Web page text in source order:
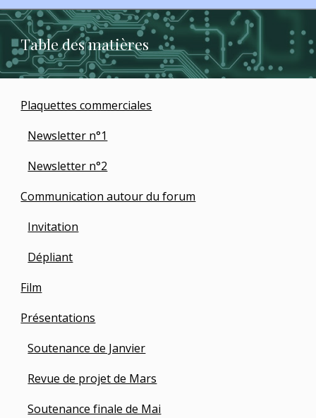
Table des matières
Plaquettes commerciales
Newsletter n°1
Newsletter n°2
Communication autour du forum
Invitation
Dépliant
Film
Présentations
Soutenance de Janvier
Revue de projet de Mars
Soutenance finale de Mai